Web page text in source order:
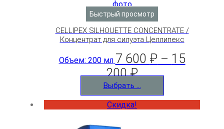
Быстрый просмотр
CELLIPEX SILHOUETTE CONCENTRATE /
Концентрат для силуэта Целлипекс
Объем: 200 мл 7 600 ₽ – 15
200₽
Выбрать ...
Скидка!